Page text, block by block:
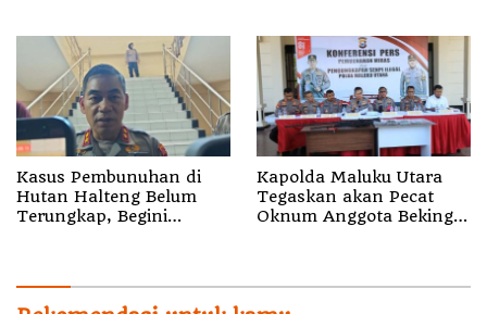
Kasus Pembunuhan di
Hutan Halteng Belum
Terungkap, Begini
Kapolda Maluku Utara
Tegaskan akan Pecat
Oknum Anggota Bekingi